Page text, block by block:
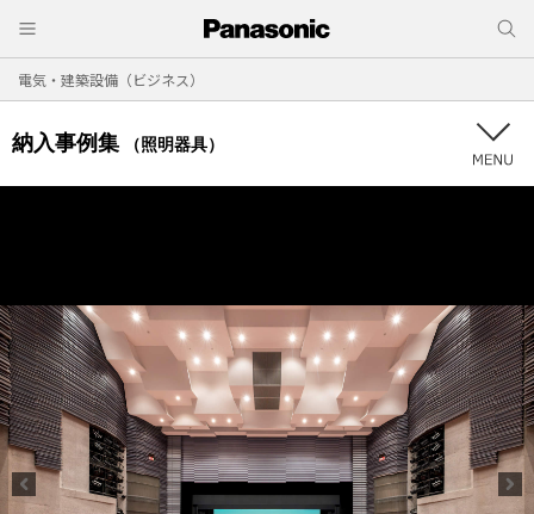
電気・建築設備（ビジネス）
納入事例集 （照明器具）